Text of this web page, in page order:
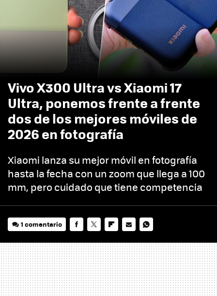
Vivo X300 Ultra vs Xiaomi 17
Ultra, ponemos frente a frente
dos de los mejores móviles de
2026 en fotografía
Xiaomi lanza su mejor móvil en fotografía
hasta la fecha con un zoom que llega a 100
mm, pero cuidado que tiene competencia
1 comentario
MAIL